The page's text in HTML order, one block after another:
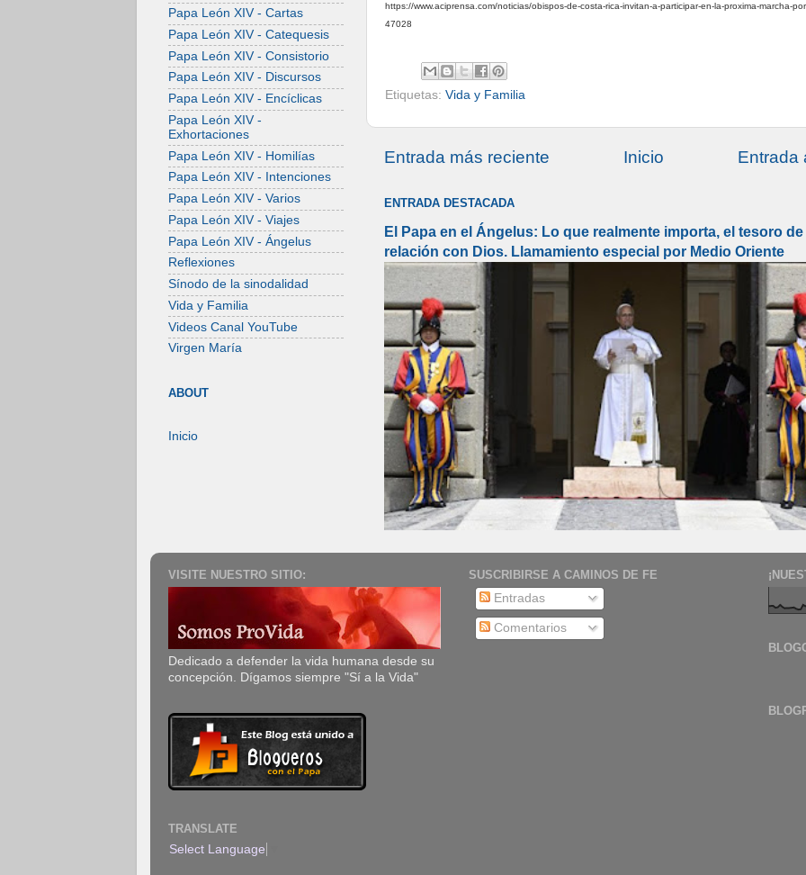
https://www.aciprensa.com/noticias/obispos-de-costa-rica-invitan-a-participar-en-la-proxima-marcha-
47028
Etiquetas: Vida y Familia
Entrada más reciente Entrada
Inicio
ENTRADA DESTACADA
El Papa en el Ángelus: Lo que realmente importa, el tesoro de
relación con Dios. Llamamiento especial por Medio Oriente
Papa León XIV - Cartas
Papa León XIV - Catequesis
Papa León XIV - Consistorio
Papa León XIV - Discursos
Papa León XIV - Encíclicas
Papa León XIV -
Exhortaciones
Papa León XIV - Homilías
Papa León XIV - Intenciones
Papa León XIV - Varios
Papa León XIV - Viajes
Papa León XIV - Ángelus
Reflexiones
Sínodo de la sinodalidad
Vida y Familia
Videos Canal YouTube
Virgen María
ABOUT
Inicio
VISITE NUESTRO SITIO:
Dedicado a defender la vida humana desde su
concepción. Dígamos siempre "Sí a la Vida"
TRANSLATE
Select Language
SUSCRIBIRSE A CAMINOS DE FE
Entradas
Comentarios